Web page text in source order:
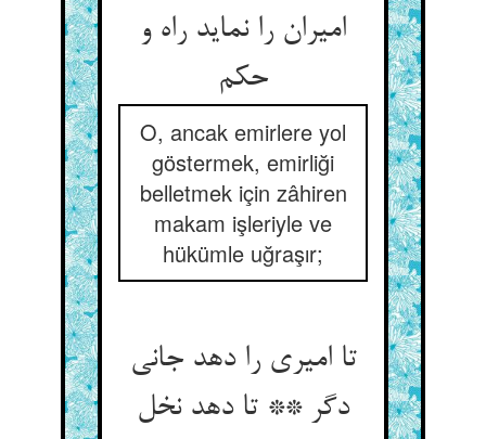
امیران را نماید راه و
O, ancak emirlere yol
göstermek, emirliği
belletmek için zâhiren
makam işleriyle ve
hükümle uğraşır;
تا امیری را دهد جانی
دگر ** تا دهد نخل